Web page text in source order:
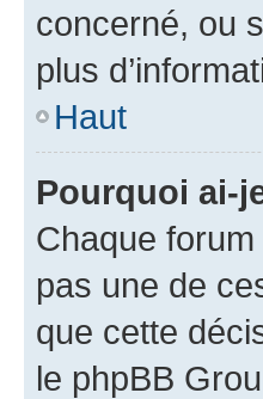
concerné, ou
plus
Haut
Pourquoi ai-
Chaque
pas une de
que cette
le phpBB